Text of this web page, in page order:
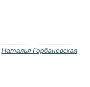
Наталья Горбаневская